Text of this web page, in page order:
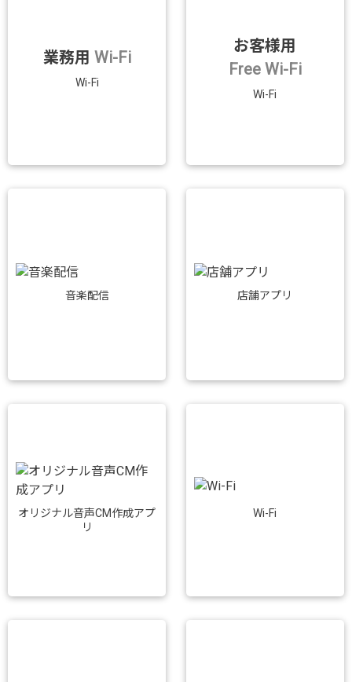
業務用 Wi-Fi
Wi-Fi
お客様用
Free Wi-Fi
Wi-Fi
音楽配信 店舗アプリ
オリジナル音声CM作成アプ
リ
Wi-Fi